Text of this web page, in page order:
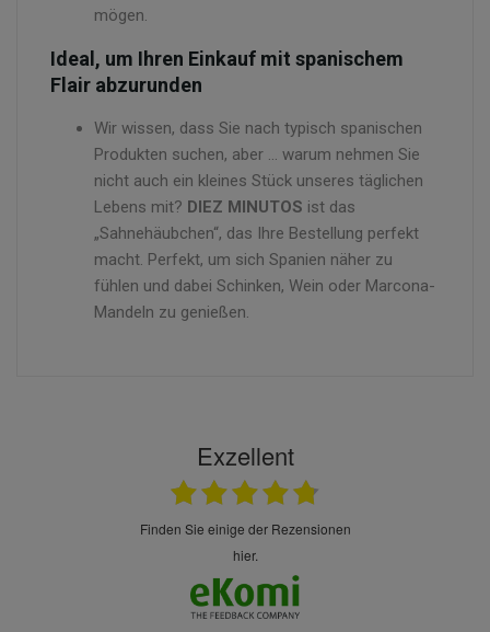
mögen.
Ideal, um Ihren Einkauf mit spanischem
Flair abzurunden
Wir wissen, dass Sie nach typisch spanischen
Produkten suchen, aber ... warum nehmen Sie
nicht auch ein kleines Stück unseres täglichen
Lebens mit? DIEZ MINUTOS ist das
„Sahnehäubchen“, das Ihre Bestellung perfekt
macht. Perfekt, um sich Spanien näher zu
fühlen und dabei Schinken, Wein oder Marcona-
Mandeln zu genießen.
Exzellent
finden Sie einige der Rezensionen
hier.